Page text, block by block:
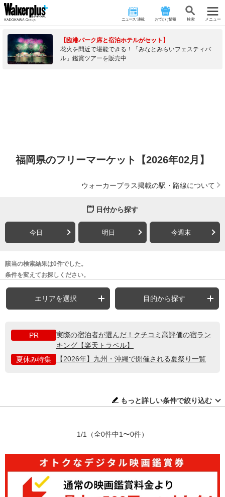
ニュース･連載 おでかけ情報 検 索 メニュー
【臨港パーク席と宿泊ホテルがセット】
花火を間近で堪能できる！「みなとみらいフェスティバ
ル」鑑賞ツアーを販売中
福岡県のフリーマーケット【2026年02月】
ウォーカープラス掲載の駅・路線について
日付から探す
今日 明日 今週末
該当の検索結果は0件でした。
条件を変えてお探しください。
エリアを選択 目的から探す
PR
実際の宿泊者が選んだ！クチコミ高評価の宿ラン
キング【楽天トラベル】
夏休み特集
【2026年】九州・沖縄で開催される夏祭り一覧
もっと詳しい条件で絞り込む
1/1 （全0件中1〜0件）